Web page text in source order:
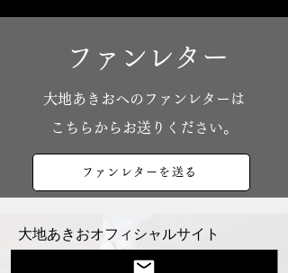
ファンレター
​大地あきおへのファンレターは
こちらからお送りください。
ファンレターを送る
大地あきおオフィシャルサイト